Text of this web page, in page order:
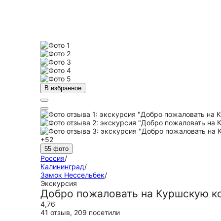
В избранное
+52
55 фото
Россия/
Калининград/
Замок Нессельбек/
Экскурсия
Добро пожаловать на Куршскую
4,76
41 отзыв, 209 посетили